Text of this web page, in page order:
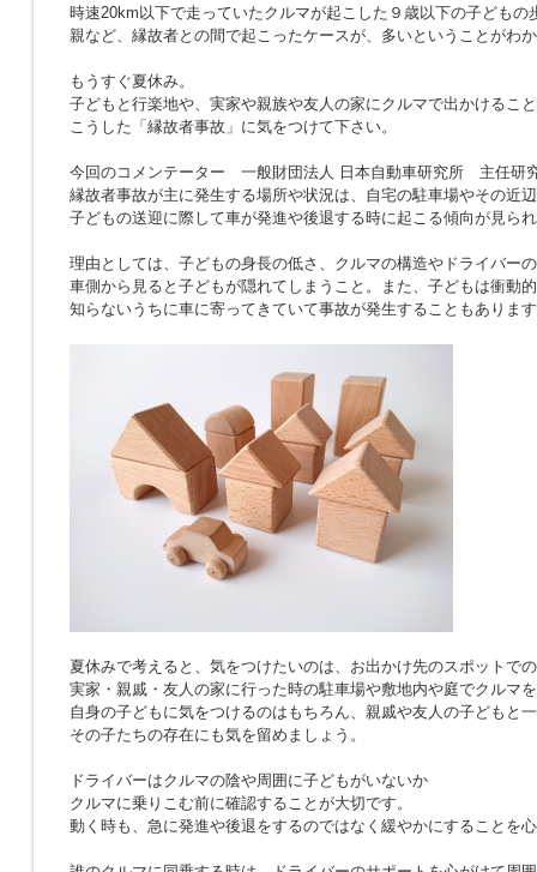
時速20km以下で走っていたクルマが起こした９歳以下の子どもの
親など、縁故者との間で起こったケースが、多いということがわ
もうすぐ夏休み。
子どもと行楽地や、実家や親族や友人の家にクルマで出かけるこ
こうした「縁故者事故」に気をつけて下さい。
今回のコメンテーター 一般財団法人 日本自動車研究所 主任研
縁故者事故が主に発生する場所や状況は、自宅の駐車場やその近
子どもの送迎に際して車が発進や後退する時に起こる傾向が見ら
理由としては、子どもの身長の低さ、クルマの構造やドライバー
車側から見ると子どもが隠れてしまうこと。また、子どもは衝動
知らないうちに車に寄ってきていて事故が発生することもありま
夏休みで考えると、気をつけたいのは、お出かけ先のスポットで
実家・親戚・友人の家に行った時の駐車場や敷地内や庭でクルマ
自身の子どもに気をつけるのはもちろん、親戚や友人の子どもと
その子たちの存在にも気を留めましょう。
ドライバーはクルマの陰や周囲に子どもがいないか
クルマに乗りこむ前に確認することが大切です。
動く時も、急に発進や後退をするのではなく緩やかにすることを